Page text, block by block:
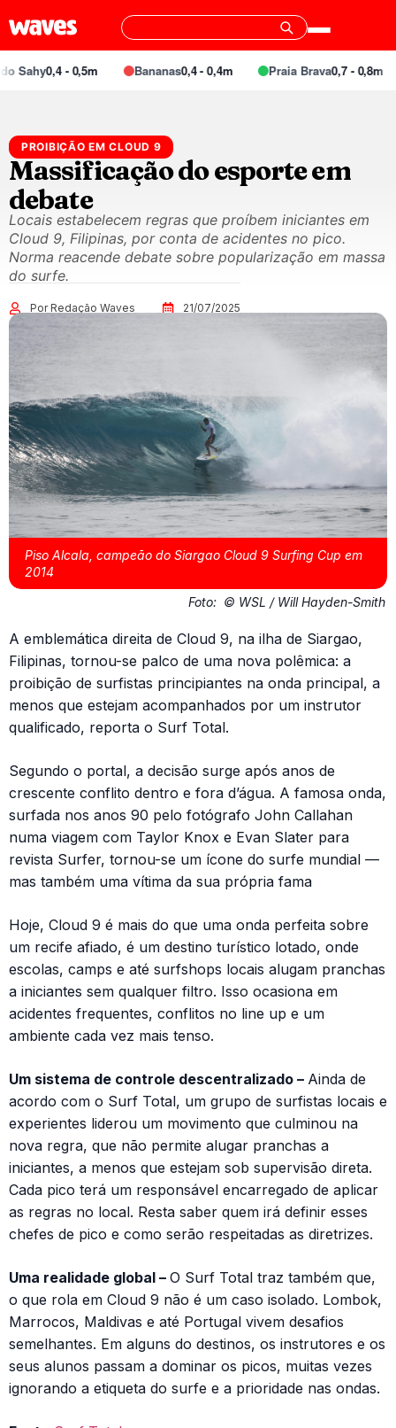
Sahy0,4 - 0,5m Bananas0,4 - 0,4m Praia Brava0,7 - 0,8m
PROIBIÇÃO EM CLOUD 9
Massificação do esporte em
debate
Locais estabelecem regras que proíbem iniciantes em
Cloud 9, Filipinas, por conta de acidentes no pico.
Norma reacende debate sobre popularização em massa
do surfe.
Por Redação Waves 21/07/2025
Piso Alcala, campeão do Siargao Cloud 9 Surfing Cup em
2014
Foto: © WSL / Will Hayden-Smith
A emblemática direita de Cloud 9, na ilha de Siargao,
Filipinas, tornou-se palco de uma nova polêmica: a
proibição de surfistas principiantes na onda principal, a
menos que estejam acompanhados por um instrutor
qualificado, reporta o Surf Total.
Segundo o portal, a decisão surge após anos de
crescente conflito dentro e fora d’água. A famosa onda,
surfada nos anos 90 pelo fotógrafo John Callahan
numa viagem com Taylor Knox e Evan Slater para
revista Surfer, tornou-se um ícone do surfe mundial —
mas também uma vítima da sua própria fama
Hoje, Cloud 9 é mais do que uma onda perfeita sobre
um recife afiado, é um destino turístico lotado, onde
escolas, camps e até surfshops locais alugam pranchas
a iniciantes sem qualquer filtro. Isso ocasiona em
acidentes frequentes, conflitos no line up e um
ambiente cada vez mais tenso.
Um sistema de controle descentralizado – Ainda de
acordo com o Surf Total, um grupo de surfistas locais e
experientes liderou um movimento que culminou na
nova regra, que não permite alugar pranchas a
iniciantes, a menos que estejam sob supervisão direta.
Cada pico terá um responsável encarregado de aplicar
as regras no local. Resta saber quem irá definir esses
chefes de pico e como serão respeitadas as diretrizes.
Uma realidade global – O Surf Total traz também que,
o que rola em Cloud 9 não é um caso isolado. Lombok,
Marrocos, Maldivas e até Portugal vivem desafios
semelhantes. Em alguns do destinos, os instrutores e os
seus alunos passam a dominar os picos, muitas vezes
ignorando a etiqueta do surfe e a prioridade nas ondas.